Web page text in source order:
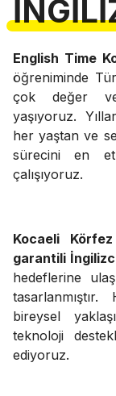
English Time
öğreniminde
çok değer
yaşıyoruz.
her yaştan ve
sürecini en
çalışıyoruz.
Kocaeli Körfez
garantili
hedeflerine
bireysel
teknoloji
ediyoruz.